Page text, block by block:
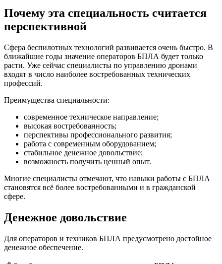
Почему эта специальность считается
перспективной
Сфера беспилотных технологий развивается очень быстро. В
ближайшие годы значение операторов БПЛА будет только
расти. Уже сейчас специалисты по управлению дронами
входят в число наиболее востребованных технических
профессий.
Преимущества специальности:
современное техническое направление;
высокая востребованность;
перспективы профессионального развития;
работа с современным оборудованием;
стабильное денежное довольствие;
возможность получить ценный опыт.
Многие специалисты отмечают, что навыки работы с БПЛА
становятся всё более востребованными и в гражданской
сфере.
Денежное довольствие
Для операторов и техников БПЛА предусмотрено достойное
денежное обеспечение.